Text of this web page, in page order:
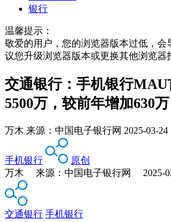
银行
温馨提示：
敬爱的用户，您的浏览器版本过低，会
议您升级浏览器版本或更换其他浏览器
交通银行：手机银行MAU
5500万，较前年增加630万
万木 来源： 中国电子银行网 2025-03-24
手机银行
原创
万木 来源：中国电子银行网 2025-
交通银行 手机银行